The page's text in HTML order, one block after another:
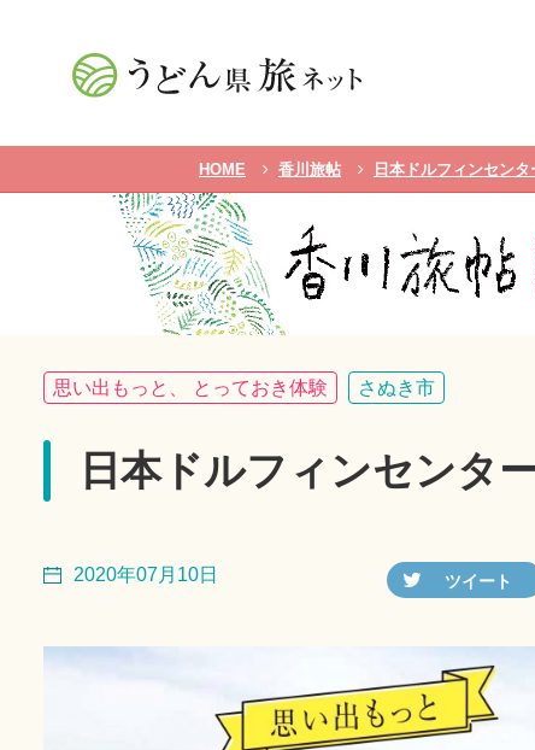
HOME 香川旅帖 日本ドルフィンセン
思い出もっと、 とっておき体験 さぬき市
日本ドルフィンセンタ
2020年07月10日